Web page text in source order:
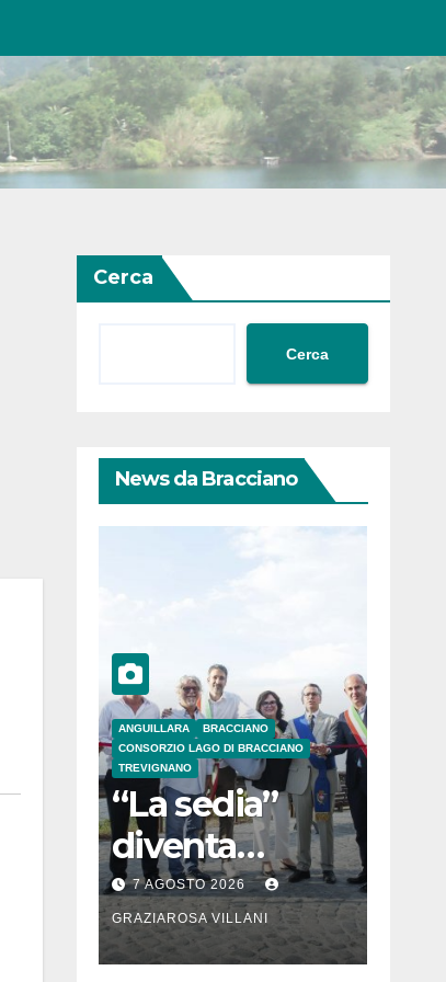
Cerca
Cerca
News da Bracciano
ANGUILLARA
BRACCIANO
CONSORZIO LAGO DI BRACCIANO
TREVIGNANO
“La sedia”
diventa
Belvedere sul
lago di
Bracciano: ieri
7 AGOSTO 2026
GRAZIAROSA VILLANI